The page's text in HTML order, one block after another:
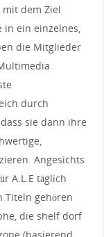
mit dem Ziel
in ein einzelnes,
die Mitglieder
durch
sie dann ihre
Angesichts
A.L.E täglich
Titeln gehören
die shelf dorf